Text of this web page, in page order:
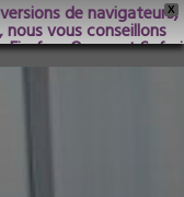
X
de navigateurs,
vous conseillons
Opera et Safari